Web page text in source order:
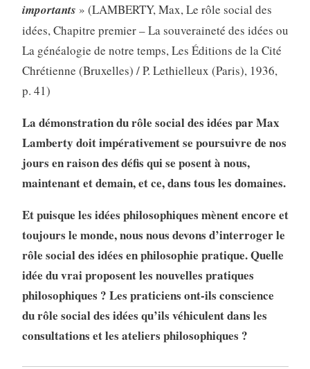
importants » (LAMBERTY, Max, Le rôle social des
idées, Chapitre premier – La souveraineté des idées ou
La généalogie de notre temps, Les Éditions de la Cité
Chrétienne (Bruxelles) / P. Lethielleux (Paris), 1936,
p. 41)
La démonstration du rôle social des idées par Max
Lamberty doit impérativement se poursuivre de nos
jours en raison des défis qui se posent à nous,
maintenant et demain, et ce, dans tous les domaines.
Et puisque les idées philosophiques mènent encore et
toujours le monde, nous nous devons d’interroger le
rôle social des idées en philosophie pratique. Quelle
idée du vrai proposent les nouvelles pratiques
philosophiques ? Les praticiens ont-ils conscience
du rôle social des idées qu’ils véhiculent dans les
consultations et les ateliers philosophiques ?